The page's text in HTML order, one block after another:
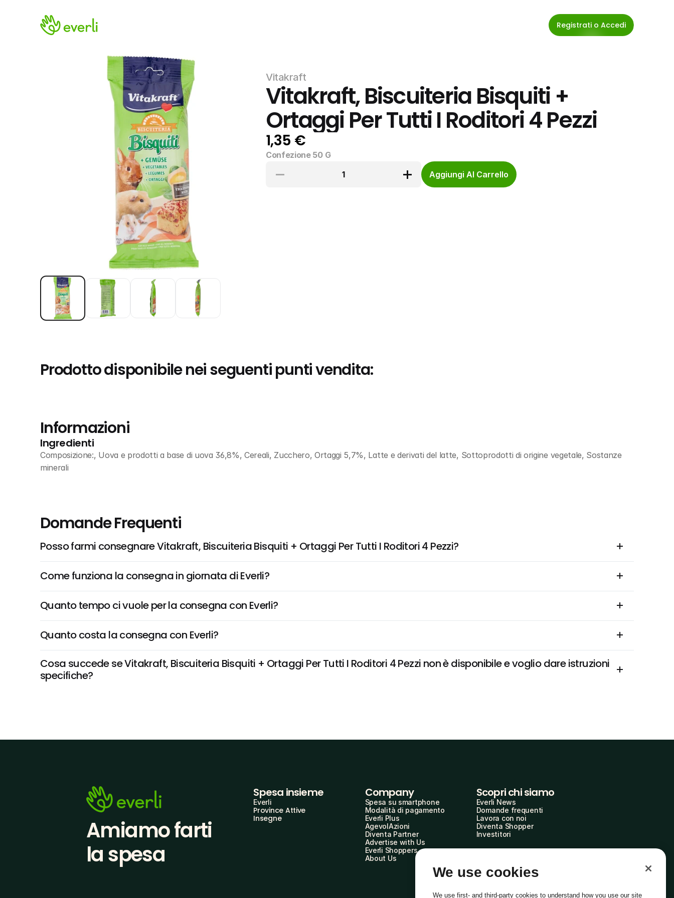
Registrati o Accedi
Vitakraft
Vitakraft, Biscuiteria Bisquiti +
Ortaggi Per Tutti I Roditori 4 Pezzi
1,35 €
Confezione 50 G
1
Aggiungi Al Carrello
Prodotto disponibile nei seguenti punti vendita:
Informazioni
Ingredienti
Composizione:, Uova e prodotti a base di uova 36,8%, Cereali, Zucchero, Ortaggi 5,7%, Latte e derivati del latte, Sottoprodotti di origine vegetale, Sostanze
minerali
Domande Frequenti
Posso farmi consegnare Vitakraft, Biscuiteria Bisquiti + Ortaggi Per Tutti I Roditori 4 Pezzi?
Come funziona la consegna in giornata di Everli?
Quanto tempo ci vuole per la consegna con Everli?
Quanto costa la consegna con Everli?
Cosa succede se Vitakraft, Biscuiteria Bisquiti + Ortaggi Per Tutti I Roditori 4 Pezzi non è disponibile e voglio dare istruzioni
specifiche?
Amiamo farti
la spesa
Spesa insieme
Everli
Province Attive
Insegne
Company
Spesa su smartphone
Modalità di pagamento
Everli Plus
AgevolAzioni
Diventa Partner
Advertise with Us
Everli Shoppers
About Us
Scopri chi siamo
Everli News
Domande frequenti
Lavora con noi
Diventa Shopper
Investitori
We use cookies
We use first- and third-party cookies to understand how you use our site